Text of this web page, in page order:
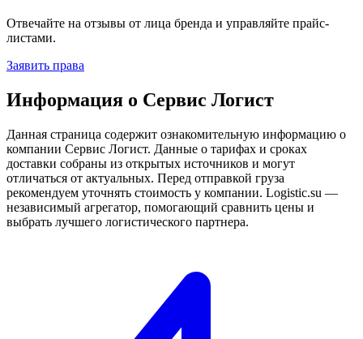
Отвечайте на отзывы от лица бренда и управляйте прайс-
листами.
Заявить права
Информация о Сервис Логист
Данная страница содержит ознакомительную информацию о
компании Сервис Логист. Данные о тарифах и сроках
доставки собраны из открытых источников и могут
отличаться от актуальных. Перед отправкой груза
рекомендуем уточнять стоимость у компании. Logistic.su —
независимый агрегатор, помогающий сравнить цены и
выбрать лучшего логистического партнера.